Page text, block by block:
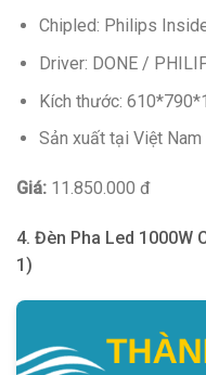
Chipled: Philips
Driver: DONE /
Kích thước:
Sản xuất tại Việt Nam
Giá: 11.850.000 đ
4. Đèn Pha Led 1000W
1)